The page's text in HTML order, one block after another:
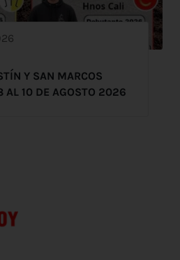
Y SAN MARCOS
AL 10 DE AGOSTO 2026